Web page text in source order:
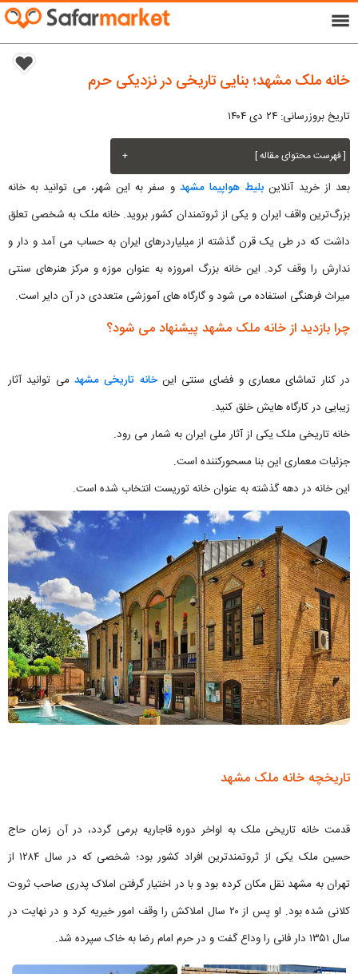
menu
خانه ملک مشهد؛ بنایی تاریخی در نزدیکی حرم
تاریخ بروزرسانی: ۲۴ دی ۱۴۰۴
[ فهرست محتوای مقاله ] +
بعد از خرید آنلاین بلیط هواپیما مشهد و سفر به این شهر، می توانید به خانه
بزرگ‌ترین واقف ایران و یکی از ثروتمندان کشور بروید. خانه ملک به شخصی تعلق
داشت که در طی یک قرن گذشته از میلیاردرهای ایران به حساب می آمد و دار و
ندارش را وقف کرد. این خانه بزرگ امروزه به عنوان موزه و مرکز هنرهای سنتی
میراث فرهنگی استفاده می شود و گارگاه های آموزشی متعددی در آن دایر است.
چرا بازدید از خانه ملک مشهد پیشنهاد می شود؟
در کنار تماشای معماری و فضای سنتی اینخانه تاریخی مشهد می توانید آثار
زیبایی در کارگاه هایش خلق کنید.
خانه تاریخی ملک یکی از آثار ملی ایران به شمار می رود.
جزئیات معماری این بنا مسحورکننده است.
این خانه در دهه گذشته به عنوان خانه توریست انتخاب شده است.
تاریخچه خانه ملک مشهد
قدمت خانه تاریخی ملک به اواخر دوره قاجاریه برمی گردد، در آن زمان حاج
حسین ملک یکی از ثروتمندترین افراد کشور بود؛ شخصی که در سال ۱۲۸۴ از
تهران به مشهد نقل مکان کرده بود و با در اختیار گرفتن املاک پدری صاحب ثروت
کلانی شده بود. او پس از ۲۰ سال املاکش را وقف امور خیریه کرد و در نهایت در
سال ۱۳۵۱ دار فانی را وداع گفت و در حرم امام رضا به خاک سپرده شد.